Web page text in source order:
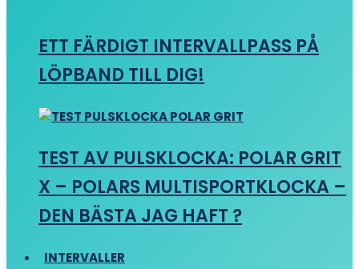
ETT FÄRDIGT INTERVALLPASS PÅ
LÖPBAND TILL DIG!
TEST AV PULSKLOCKA: POLAR GRIT
X – POLARS MULTISPORTKLOCKA –
DEN BÄSTA JAG HAFT ?
INTERVALLER